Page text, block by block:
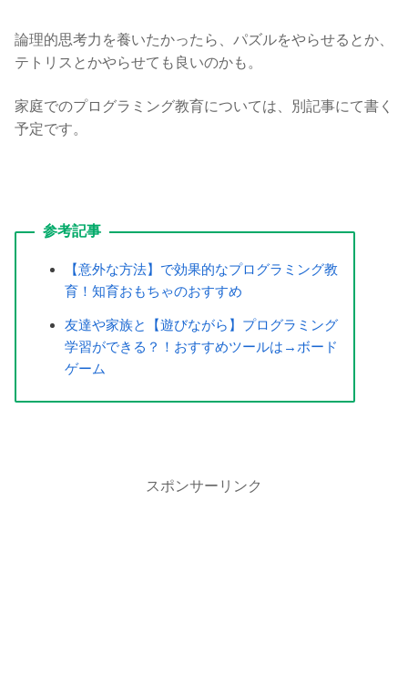
論理的思考力を養いたかったら、パズルをやらせるとか、
テトリスとかやらせても良いのかも。
家庭でのプログラミング教育については、別記事にて書く
予定です。
【意外な方法】で効果的なプログラミング教
育！知育おもちゃのおすすめ
友達や家族と【遊びながら】プログラミング
学習ができる？！おすすめツールは→ボード
ゲーム
スポンサーリンク